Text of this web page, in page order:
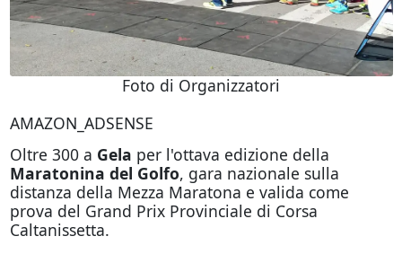
Foto di Organizzatori
AMAZON_ADSENSE
Oltre 300 a Gela per l'ottava edizione della
Maratonina del Golfo, gara nazionale sulla
distanza della Mezza Maratona e valida come
prova del Grand Prix Provinciale di Corsa
Caltanissetta.